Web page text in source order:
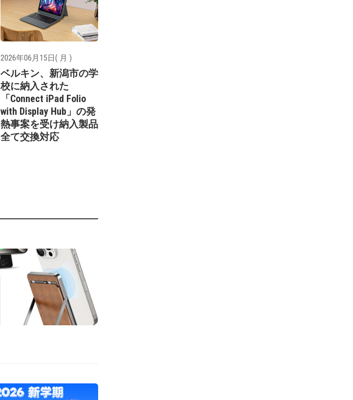
2026年06月15日( 月 )
ベルキン、新潟市の学
校に納入された
「Connect iPad Folio
with Display Hub」の発
熱事案を受け納入製品
全て交換対応